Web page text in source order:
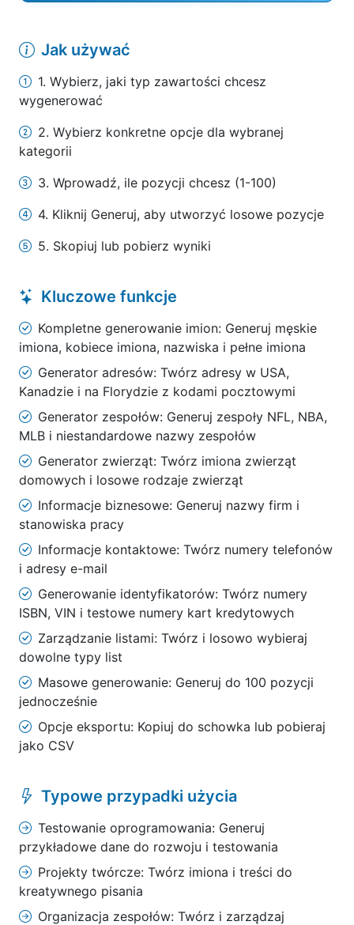
Jak używać
1. Wybierz, jaki typ zawartości chcesz
wygenerować
2. Wybierz konkretne opcje dla wybranej
kategorii
3. Wprowadź, ile pozycji chcesz (1-100)
4. Kliknij Generuj, aby utworzyć losowe pozycje
5. Skopiuj lub pobierz wyniki
Kluczowe funkcje
Kompletne generowanie imion: Generuj męskie
imiona, kobiece imiona, nazwiska i pełne imiona
Generator adresów: Twórz adresy w USA,
Kanadzie i na Florydzie z kodami pocztowymi
Generator zespołów: Generuj zespoły NFL, NBA,
MLB i niestandardowe nazwy zespołów
Generator zwierząt: Twórz imiona zwierząt
domowych i losowe rodzaje zwierząt
Informacje biznesowe: Generuj nazwy firm i
stanowiska pracy
Informacje kontaktowe: Twórz numery telefonów
i adresy e-mail
Generowanie identyfikatorów: Twórz numery
ISBN, VIN i testowe numery kart kredytowych
Zarządzanie listami: Twórz i losowo wybieraj
dowolne typy list
Masowe generowanie: Generuj do 100 pozycji
jednocześnie
Opcje eksportu: Kopiuj do schowka lub pobieraj
jako CSV
Typowe przypadki użycia
Testowanie oprogramowania: Generuj
przykładowe dane do rozwoju i testowania
Projekty twórcze: Twórz imiona i treści do
kreatywnego pisania
Organizacja zespołów: Twórz i zarządzaj